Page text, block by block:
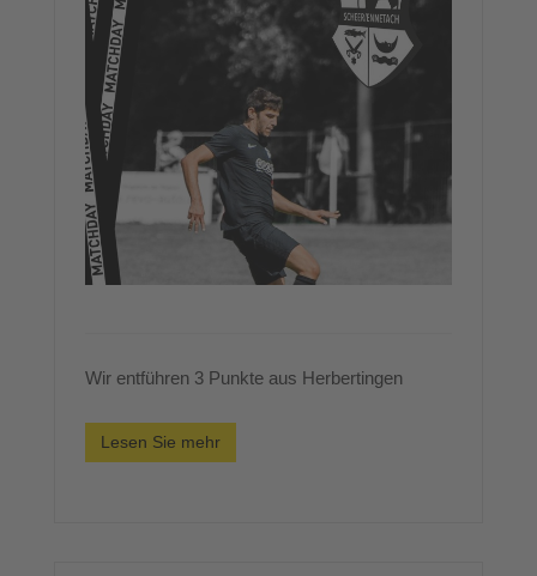
Wir entführen 3 Punkte aus Herbertingen
Lesen Sie mehr